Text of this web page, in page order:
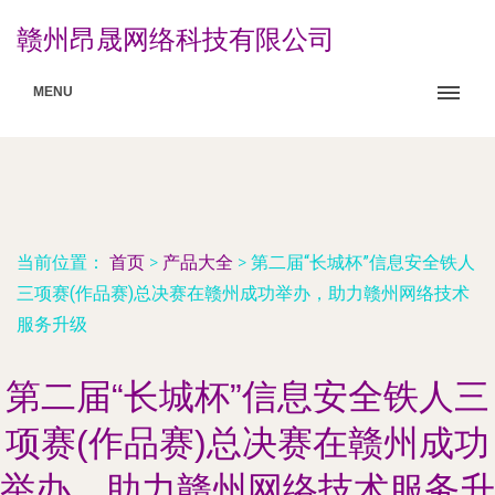
赣州昂晟网络科技有限公司
MENU
当前位置： 首页 > 产品大全 > 第二届“长城杯”信息安全铁人
三项赛(作品赛)总决赛在赣州成功举办，助力赣州网络技术
服务升级
第二届“长城杯”信息安全铁人三
项赛(作品赛)总决赛在赣州成功